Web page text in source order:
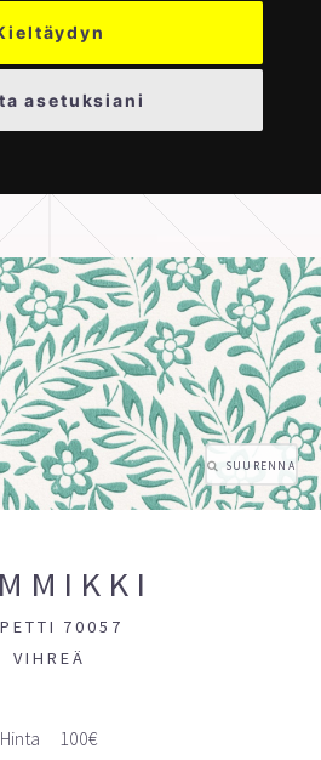
asetuksiani
SUURENNA
70057
VIHREÄ
Hinta
100€